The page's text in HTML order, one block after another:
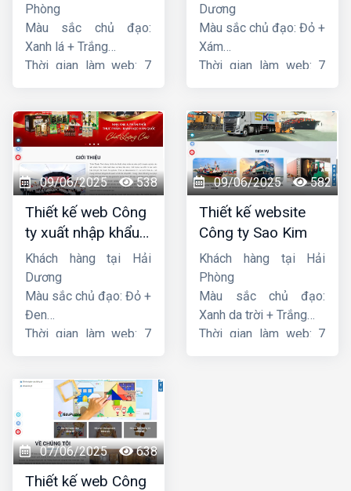
Phòng
Màu sắc chủ đạo:
Xanh lá + Trắng
Thời gian làm web: 7
Dương
Màu sắc chủ đạo: Đỏ +
Xám
Thời gian làm web: 7
09/06/2025 538
Thiết kế web Công
ty xuất nhập khẩu
Thiên Thuận Phát
Khách hàng tại Hải
Dương
Màu sắc chủ đạo: Đỏ +
Đen
Thời gian làm web: 7
09/06/2025 582
Thiết kế website
Công ty Sao Kim
Khách hàng tại Hải
Phòng
Màu sắc chủ đạo:
Xanh da trời + Trắng
Thời gian làm web: 7
07/06/2025 638
Thiết kế web Công